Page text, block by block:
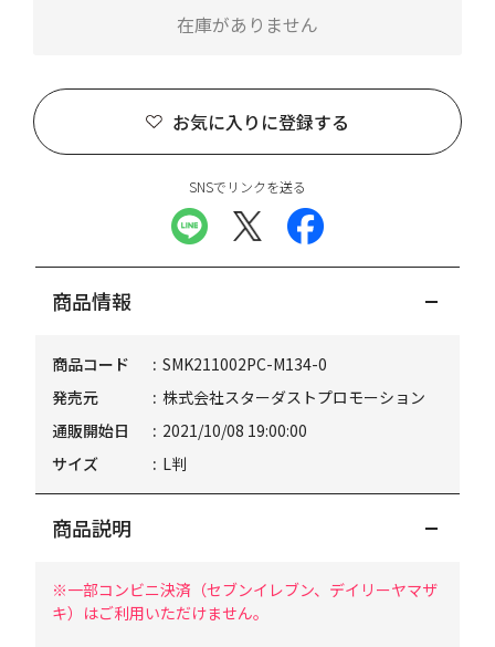
お気に入りに登録する
在庫がありません
SNSでリンクを送る
商品情報
商品コード
SMK211002PC-M134-0
発売元
株式会社スターダストプロモーション
通販開始日
2021/10/08 19:00:00
サイズ
L判
商品説明
※一部コンビニ決済（セブンイレブン、デイリーヤマザ
キ）はご利用いただけません。